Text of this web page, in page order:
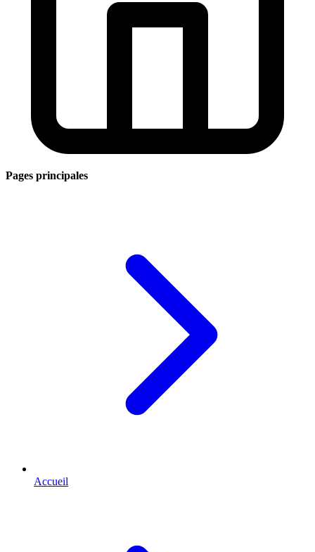
Pages principales
Accueil